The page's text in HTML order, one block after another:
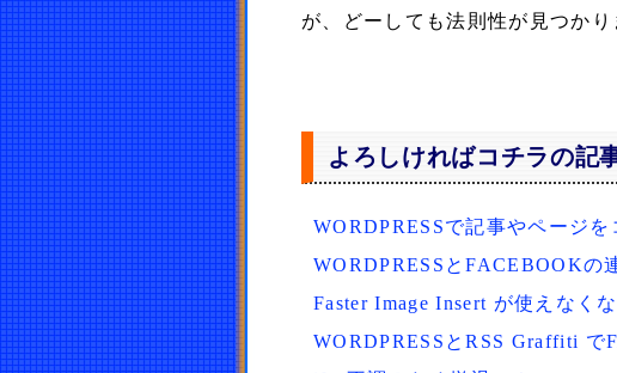
が、どーしても法則性が見つか
よろしければコチラの記
WORDPRESSで記事やページ
WORDPRESSとFACEBOOKの
Faster Image Insert が使えなく
WORDPRESSとRSS Graffiti で